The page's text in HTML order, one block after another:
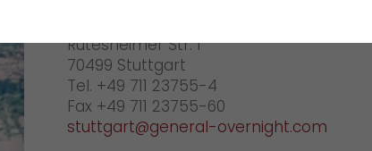
& Fakten
Rutesheimer Str. 1
70499 Stuttgart
Tel. +49 711 23755-4
Fax +49 711 23755-60
stuttgart@general-overnight.com